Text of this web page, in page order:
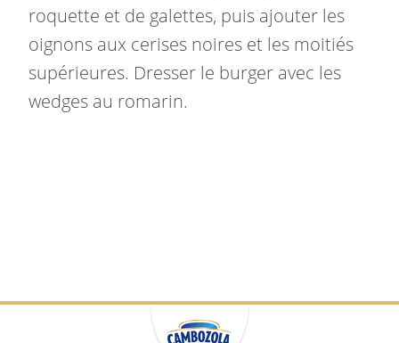
roquette et de galettes, puis ajouter les
oignons aux cerises noires et les moitiés
supérieures. Dresser le burger avec les
wedges au romarin.